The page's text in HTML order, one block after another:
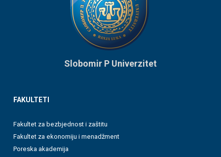
Slobomir P Univerzitet
FAKULTETI
Fakultet za bezbjednost i zaštitu
Fakultet za ekonomiju i menadžment
Poreska akademija